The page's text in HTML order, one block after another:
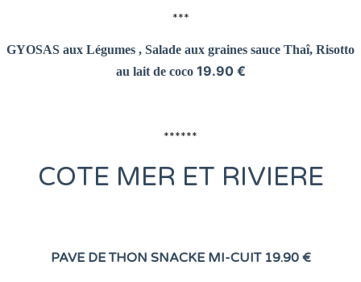
***
GYOSAS aux Légumes , Salade aux graines sauce Thaî, Risotto
au lait de coco 19.90 €
******
COTE MER ET RIVIERE
PAVE DE THON SNACKE MI-CUIT 19.90 €